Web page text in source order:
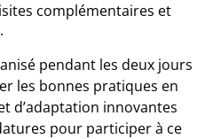
complémentaires et
pendant les deux jours
les bonnes pratiques en
d’adaptation innovantes
pour participer à ce